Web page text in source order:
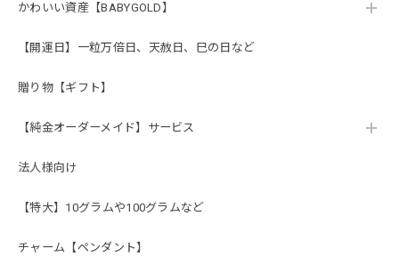
かわいい資産【BABYGOLD】
【開運日】一粒万倍日、天赦日、巳の日など
贈り物【ギフト】
【純金オーダーメイド】サービス
法人様向け
【特大】10グラムや100グラムなど
チャーム【ペンダント】